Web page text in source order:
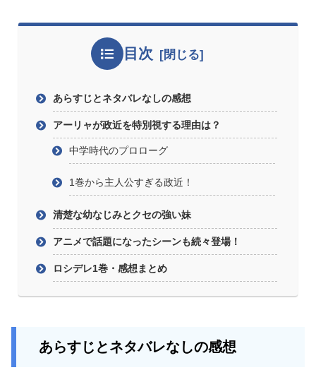
目次
あらすじとネタバレなしの感想
アーリャが政近を特別視する理由は？
中学時代のプロローグ
1巻から主人公すぎる政近！
清楚な幼なじみとクセの強い妹
アニメで話題になったシーンも続々登場！
ロシデレ1巻・感想まとめ
あらすじとネタバレなしの感想